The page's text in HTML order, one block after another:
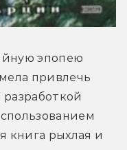
эпопею
привлечь
книга рыхлая и